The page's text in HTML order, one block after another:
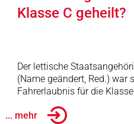
Klasse C geheilt?
Der lettische
(Name geändert, Red.) war
Fahrerlaubnis für die
... mehr